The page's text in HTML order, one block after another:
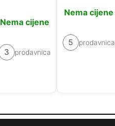
Nema cijene
3 prodavnica
Nema cijene
5 prodavnica